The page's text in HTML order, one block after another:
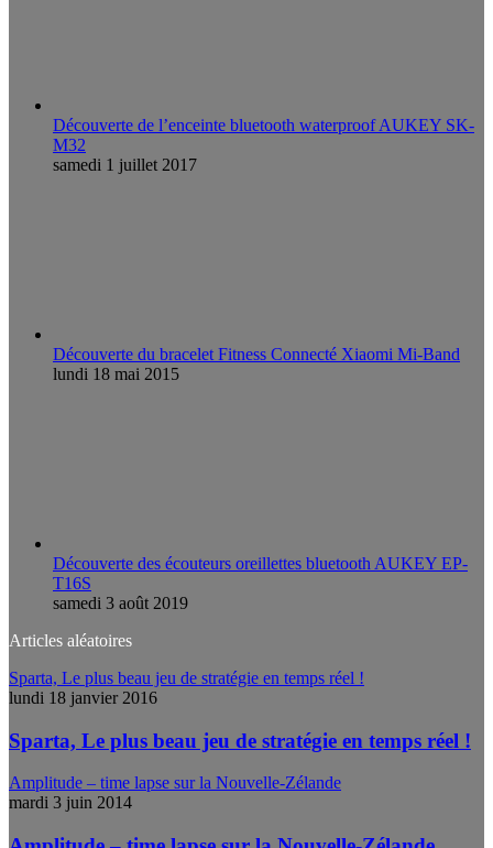
Découverte de l’enceinte bluetooth waterproof AUKEY SK-
M32
samedi 1 juillet 2017
Découverte du bracelet Fitness Connecté Xiaomi Mi-Band
lundi 18 mai 2015
Découverte des écouteurs oreillettes bluetooth AUKEY EP-
T16S
samedi 3 août 2019
Articles aléatoires
Sparta, Le plus beau jeu de stratégie en temps réel !
lundi 18 janvier 2016
Sparta, Le plus beau jeu de stratégie en temps réel !
Amplitude – time lapse sur la Nouvelle-Zélande
mardi 3 juin 2014